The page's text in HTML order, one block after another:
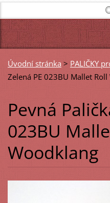
Úvodní stránka > PALIČKY
Zelená PE 023BU Mallet
Pevná
023BU
Woodklang